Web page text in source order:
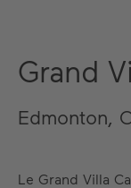
Grand
Edmonton,
Le Grand Villa